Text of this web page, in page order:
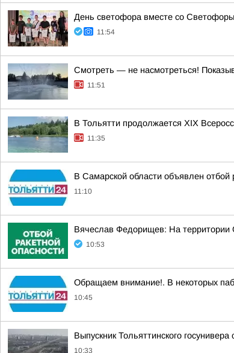
День светофора вместе со
11:54
Смотреть — не насмотреться!
11:51
В Тольятти продолжается XIX
11:35
В Самарской области объявлен отбой
11:10
Вячеслав Федорищев: На территории
10:53
Обращаем внимание!. В некоторых
10:45
Выпускник Тольяттинского
10:33